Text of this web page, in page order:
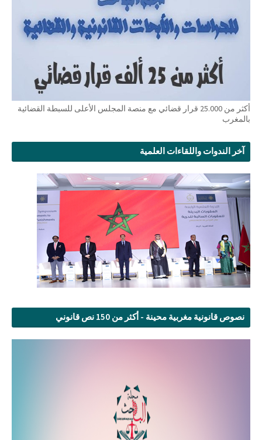
أكثر من 25.000 قرار قضائي مع منصة المجلس الأعلى للسبطة القضائية
بالمغرب
آخر الندوات واللقاءات العلمية
نصوص قانونية مغربية محينة - أكثر من 150 نص قانوني